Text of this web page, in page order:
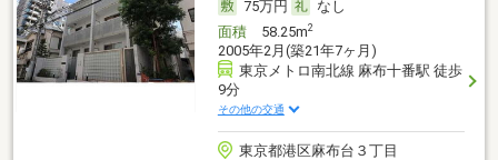
75万円
なし
面積58.25m2
2005年2月(築21年7ヶ月)
東京メトロ南北線 麻布十番駅 徒歩
9分
その他の交通
東京都港区麻布台３丁目